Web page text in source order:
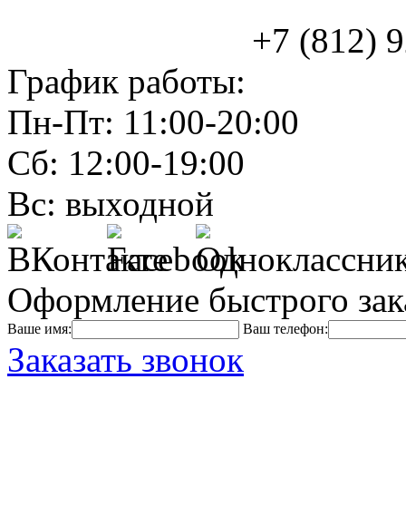
+7 (812)
График работы:
Пн-Пт: 11:00-20:00
Сб: 12:00-19:00
Вс: выходной
Оформление быстрого
Ваше имя: Ваш телефон:
Заказать звонок